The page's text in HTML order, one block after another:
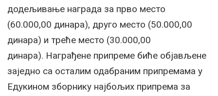
додељивање награда за прво место
(60.000,00 динара), друго место (50.000,00
динара) и треће место (30.000,00
динара). Награђене припреме биће објављене
заједно са осталим одабраним припремама у
Едукином зборнику најбољих припрема за